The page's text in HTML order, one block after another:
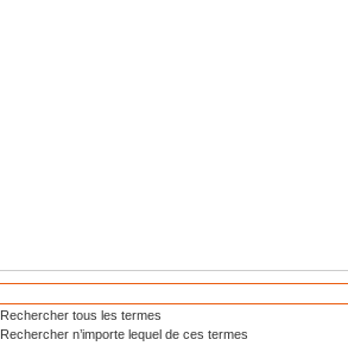
Rechercher tous les termes
Rechercher n’importe lequel de ces termes